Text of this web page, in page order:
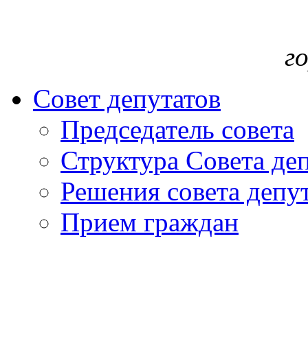
Совет депутатов
Председатель совета
Структура Совета
Решения совета
Прием граждан